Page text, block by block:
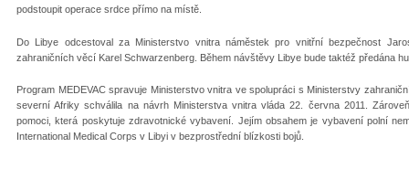
podstoupit operace srdce přímo na místě.
Do Libye odcestoval za Ministerstvo vnitra náměstek pro vnitřní bezpečnost
zahraničních věcí Karel Schwarzenberg. Během návštěvy Libye bude taktéž předána
Program MEDEVAC spravuje Ministerstvo vnitra ve spolupráci s Ministerstvy
severní Afriky schválila na návrh Ministerstva vnitra vláda 22. června 2011.
pomoci, která poskytuje zdravotnické vybavení. Jejím obsahem je vybavení polní
International Medical Corps v Libyi v bezprostřední blízkosti bojů.